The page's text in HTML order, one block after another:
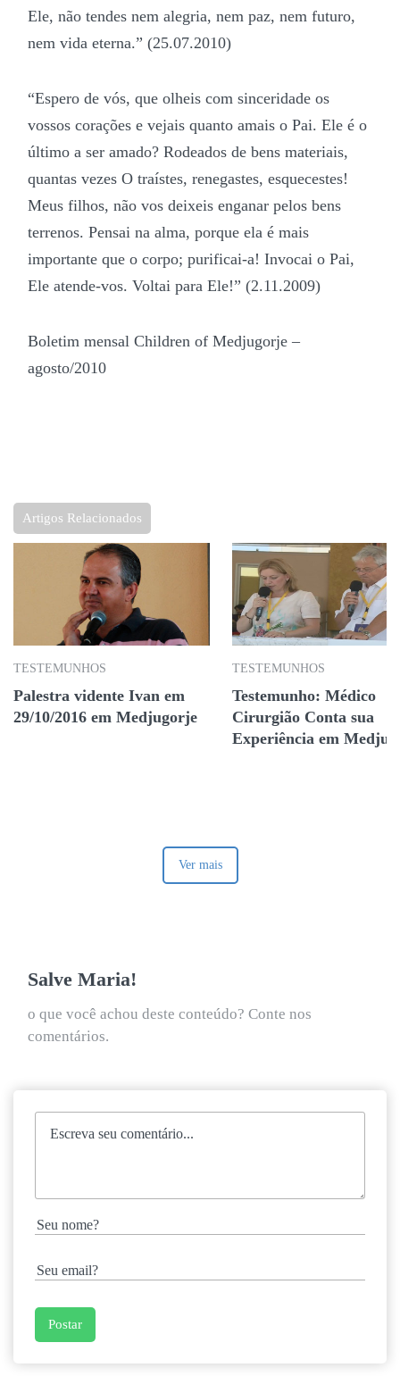
Ele, não tendes nem alegria, nem paz, nem futuro,
nem vida eterna.” (25.07.2010)
“Espero de vós, que olheis com sinceridade os
vossos corações e vejais quanto amais o Pai. Ele é o
último a ser amado? Rodeados de bens materiais,
quantas vezes O traístes, renegastes, esquecestes!
Meus filhos, não vos deixeis enganar pelos bens
terrenos. Pensai na alma, porque ela é mais
importante que o corpo; purificai-a! Invocai o Pai,
Ele atende-vos. Voltai para Ele!” (2.11.2009)
Boletim mensal Children of Medjugorje –
agosto/2010
Artigos Relacionados
TESTEMUNHOS
Palestra vidente Ivan em
29/10/2016 em Medjugorje
TESTEMUNHOS
Testemunho: Médico
Cirurgião Conta sua
Experiência em
Ver mais
Salve Maria!
o que você achou deste conteúdo? Conte nos
comentários.